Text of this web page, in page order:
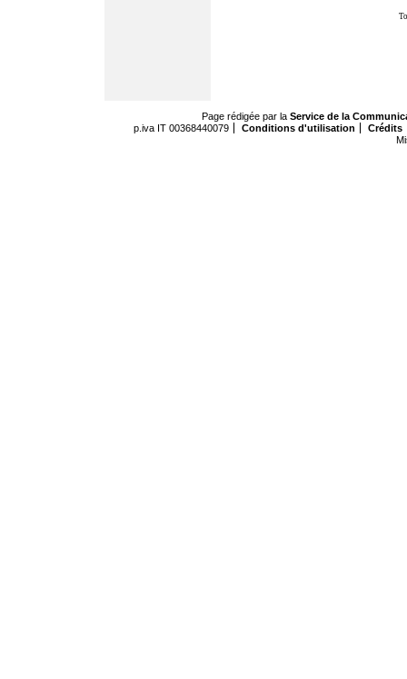
Page rédigée par la Service de la
p.iva IT 00368440079
Conditions d'utilisation
Crédits